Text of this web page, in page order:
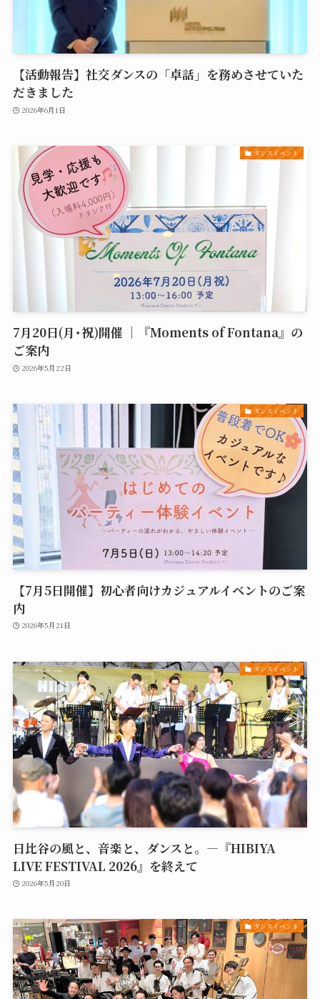
【活動報告】社交ダンスの「卓話」を務めさせていた
だきました
2026年6月1日
ダンスイベント
7月20日(月･祝)開催 ｜『Moments of Fontana』の
ご案内
2026年5月22日
ダンスイベント
【7月5日開催】初心者向けカジュアルイベントのご案
内
2026年5月21日
ダンスイベント
日比谷の風と、音楽と、ダンスと。—『HIBIYA
LIVE FESTIVAL 2026』を終えて
2026年5月20日
ダンスイベント